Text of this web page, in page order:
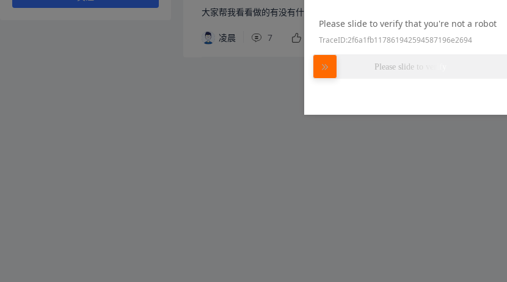
大家帮我看看做的有没有什么问题，大佬们教教孩子吧
凌晨 7 嘉立创EDA
Please slide to verify that you're not a robot
TraceID:2f6a1fb117861942594587196e2694
Please slide to verify